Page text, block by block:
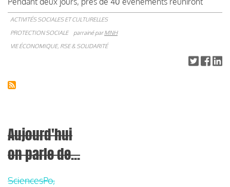
ACTIVITÉS SOCIALES ET CULTURELLES
PROTECTION SOCIALE
parrainé parMNH
VIE ÉCONOMIQUE, RSE & SOLIDARITÉ
Aujourd'hui
on parle de...
SciencesPo,